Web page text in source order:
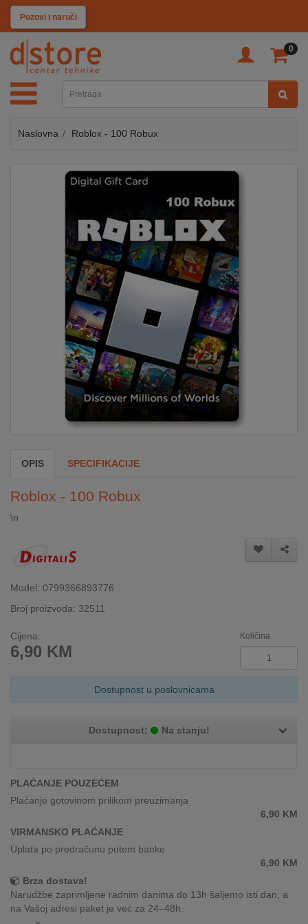
Klikni i pozovi
0
KATEGORIJE
TV
SAT
MOBILNI
KLIMATIZACIJA
PC
GAME
MOJ
NOVO
U
NA
RATE
Naslovna Roblox - 100 Robux
OPIS SPECIFIKACIJE
Roblox - 100 Robux
\n
Model: 0799366893776
Broj proizvoda: 32511
Cijena:
6,90 KM
Količina
Dostupnost u poslovnicama
Dostupnost: Na stanju!
PLAĆANJE POUZEĆEM
Plaćanje gotovinom prilikom preuzimanja
6,90 KM
VIRMANSKO PLAĆANJE
Uplata po predračunu putem banke
6,90 KM
Brza dostava!
Narudžbe zaprimljene radnim danima do 13h šaljemo isti dan, a
na Vašoj adresi paket je već za 24–48h.